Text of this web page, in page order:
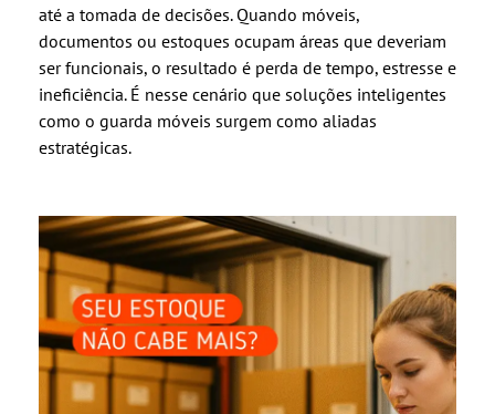
até a tomada de decisões. Quando móveis,
documentos ou estoques ocupam áreas que deveriam
ser funcionais, o resultado é perda de tempo, estresse e
ineficiência. É nesse cenário que soluções inteligentes
como o guarda móveis surgem como aliadas
estratégicas.